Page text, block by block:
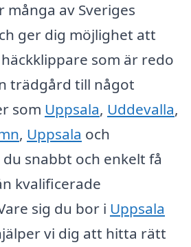
många av Sveriges
ger dig möjlighet att
som är redo
trädgård till något
som Uppsala, Uddevalla,
, Uppsala och
du snabbt och enkelt få
kvalificerade
sig du bor i Uppsala
vi dig att hitta rätt